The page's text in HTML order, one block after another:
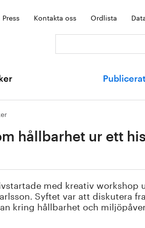
Press Kontakta oss Ordlista
Publicerat
hållbarhet ur ett
med kreativ workshop
Syftet var att diskutera
kring hållbarhet och